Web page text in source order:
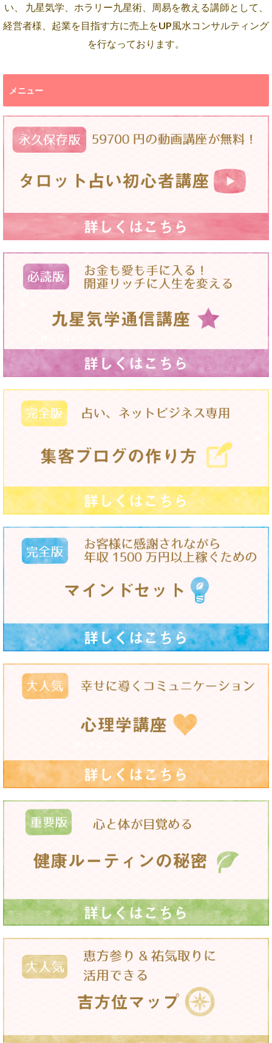
い、 九星気学、ホラリー九星術、周易を教える講師として、
経営者様、起業を目指す方に売上をUP風水コンサルティング
を行なっております。
メニュー